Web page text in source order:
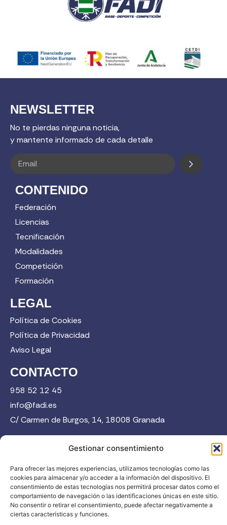
Gestionar consentimiento
Para ofrecer las mejores experiencias, utilizamos tecnologías como las
cookies para almacenar y/o acceder a la información del dispositivo. El
consentimiento de estas tecnologías nos permitirá procesar datos como el
comportamiento de navegación o las identificaciones únicas en este sitio.
No consentir o retirar el consentimiento, puede afectar negativamente a
ciertas características y funciones.
NEWSLETTER
No te pierdas ninguna noticia,
y mantente informado de cada detalle
CONTENIDO
Federación
Licencias
Tecnificación
Modalidades
Competición
Formación
LEGAL
Política de Cookies
Política de Privacidad
Aviso Legal
CONTACTO
958 52 12 45
info@fadi.es
C/ Carmen de Burgos, 14, 18008 Granada